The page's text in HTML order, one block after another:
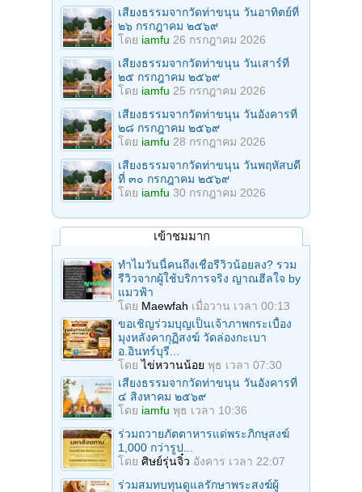
เสียงธรรมจากวัดท่าขนุน วันอาทิตย์ที่
๒๖ กรกฎาคม ๒๕๖๙
โดย iamfu 26 กรกฎาคม 2026
เสียงธรรมจากวัดท่าขนุน วันเสาร์ที่
๒๕ กรกฎาคม ๒๕๖๙
โดย iamfu 25 กรกฎาคม 2026
เสียงธรรมจากวัดท่าขนุน วันอังคารที่
๒๘ กรกฎาคม ๒๕๖๙
โดย iamfu 28 กรกฎาคม 2026
เสียงธรรมจากวัดท่าขนุน วันพฤหัสบดี
ที่ ๓๐ กรกฎาคม ๒๕๖๙
โดย iamfu 30 กรกฎาคม 2026
เข้าชมมาก
ทำไมวันนี้คนถึงเชื่อรีวิวน้อยลง? รวม
รีวิวจากผู้ใช้บริการจริง ญาณฮีลใจ by
แมวฟ้า
โดย Maewfah เมื่อวาน เวลา 00:13
ขอเชิญร่วมบุญเป็นเจ้าภาพกระเบื้อง
มุงหลังคากุฏิสงฆ์ วัดล่องกะเบา
อ.อินทร์บุรี...
โดยไข่หวานน้อย พุธ เวลา 07:30
เสียงธรรมจากวัดท่าขนุน วันอังคารที่
๔ สิงหาคม ๒๕๖๙
โดย iamfu พุธ เวลา 10:36
ร่วมถวายภัตตาหารแด่พระภิกษุสงฆ์
1,000 กว่ารูป...
โดย ศิษย์รุ่นจิ๋ว อังคาร เวลา 22:07
ร่วมสมทบทุนดูแลรักษาพระสงฆ์ผู้